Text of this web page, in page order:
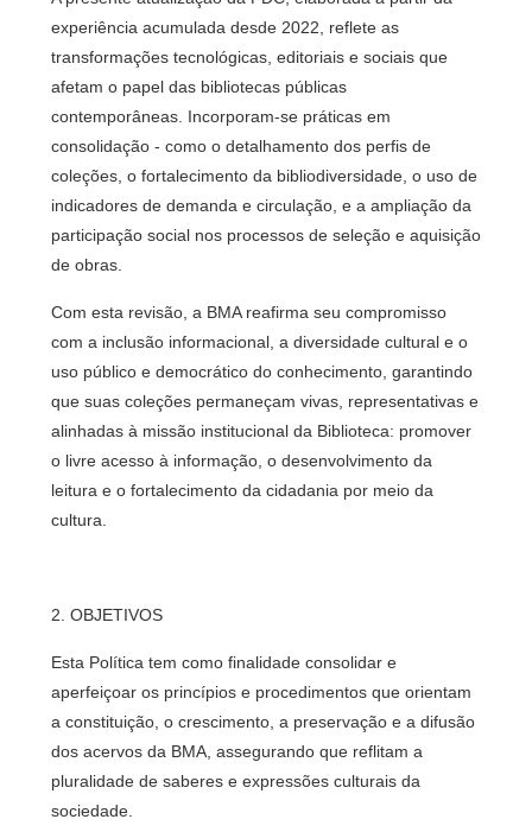
experiência acumulada desde 2022, reflete as
transformações tecnológicas, editoriais e sociais que
afetam o papel das bibliotecas públicas
contemporâneas. Incorporam-se práticas em
consolidação - como o detalhamento dos perfis de
coleções, o fortalecimento da bibliodiversidade, o uso de
indicadores de demanda e circulação, e a ampliação da
participação social nos processos de seleção e aquisição
de obras.
Com esta revisão, a BMA reafirma seu compromisso
com a inclusão informacional, a diversidade cultural e o
uso público e democrático do conhecimento, garantindo
que suas coleções permaneçam vivas, representativas e
alinhadas à missão institucional da Biblioteca: promover
o livre acesso à informação, o desenvolvimento da
leitura e o fortalecimento da cidadania por meio da
cultura.
2. OBJETIVOS
Esta Política tem como finalidade consolidar e
aperfeiçoar os princípios e procedimentos que orientam
a constituição, o crescimento, a preservação e a difusão
dos acervos da BMA, assegurando que reflitam a
pluralidade de saberes e expressões culturais da
sociedade.